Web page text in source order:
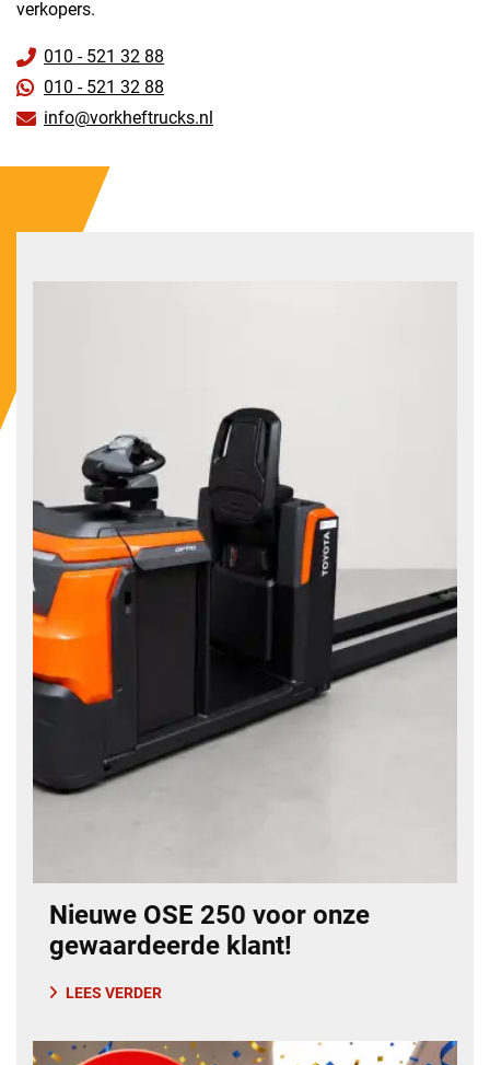
verkopers.
010 - 521 32 88
010 - 521 32 88
info@vorkheftrucks.nl
Nieuwe OSE 250 voor onze
gewaardeerde klant!
LEES VERDER